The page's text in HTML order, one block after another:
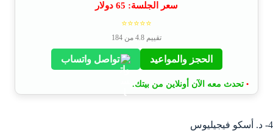
سعر الجلسة: 65 دولار
⭐⭐⭐⭐⭐
تقييم 4.8 من 184
الحجز والمواعيد تواصل واتساب
• تحدث معه الآن أونلاين من بيتك.
4- د. أسكو فيجيليوس